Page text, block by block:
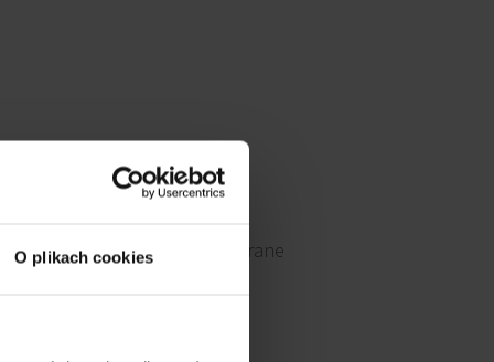
O plikach cookies Okna otwierane